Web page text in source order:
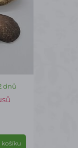
dnů
košíku